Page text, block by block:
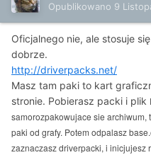
Opublikowano 9
Oficjalnego nie, ale stosuje
dobrze.
http://driverpacks.net/
Masz tam paki to kart
stronie. Pobierasz packi i plik
samorozpakowujace sie
paki od grafy. Potem odpalasz
zaznaczasz driverpacki, i inicjujesz